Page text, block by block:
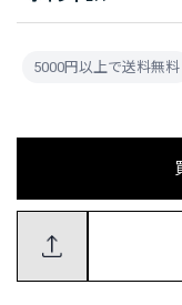
5000円以上で送料無料